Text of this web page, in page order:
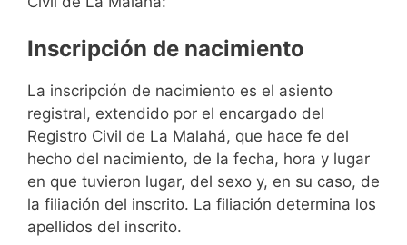
Inscripción de nacimiento
La inscripción de nacimiento es el asiento
registral, extendido por el encargado del
Registro Civil de La Malahá, que hace fe del
hecho del nacimiento, de la fecha, hora y lugar
en que tuvieron lugar, del sexo y, en su caso, de
la filiación del inscrito. La filiación determina los
apellidos del inscrito.